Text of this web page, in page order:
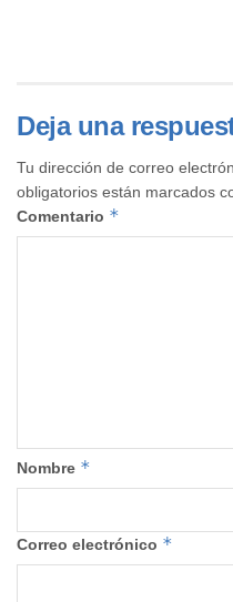
Deja una
Tu dirección de correo
obligatorios están marcados
Comentario *
Nombre *
Correo electrónico *